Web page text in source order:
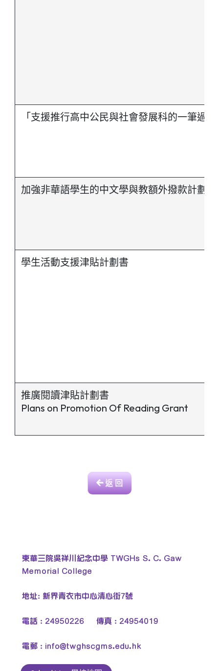
「支援推行高中公民與社會發展科的一筆過
加強非華語學生的中文學與教額外撥款計劃書
學生活動支援津貼計劃書
推廣閱讀津貼計劃書
Plans on Promotion Of Reading Grant
返 回
東華三院吳祥川紀念中學 TWGHs S. C. Gaw
Memorial College
地址: 新界青衣市中心清心街7號
電話 : 24950226 傳真 : 24954019
電郵 : info@twghscgms.edu.hk